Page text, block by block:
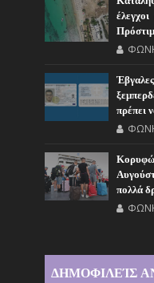
πρέπει
πολλά
ΔΗΜΟΦΙΛΕΊΣ